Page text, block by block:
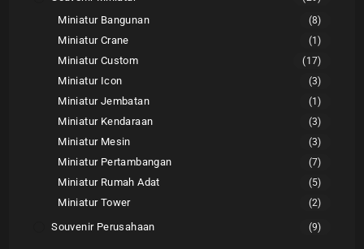
Miniatur Bangunan (8)
Miniatur Crane (1)
Miniatur Custom (17)
Miniatur Icon (3)
Miniatur Jembatan (1)
Miniatur Kendaraan (3)
Miniatur Mesin (3)
Miniatur Pertambangan (7)
Miniatur Rumah Adat (5)
Miniatur Tower (2)
Souvenir Perusahaan (9)